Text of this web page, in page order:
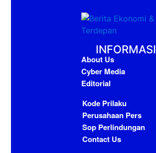
INFORMASI
About Us
Cyber Media
Editorial
Kode Prilaku
Perusahaan Pers
Sop Perlindungan
Contact Us